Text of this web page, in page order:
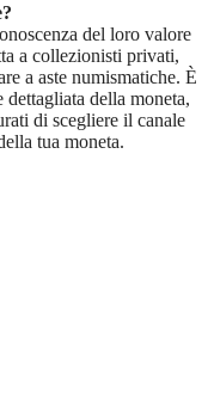
del loro valore
a collezionisti privati,
a aste numismatiche. È
dettagliata della moneta,
di scegliere il canale
tua moneta.